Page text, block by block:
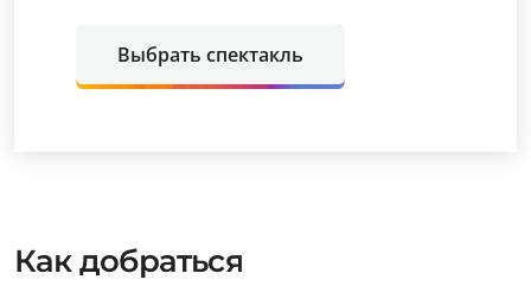
Выбрать спектакль
Как добраться